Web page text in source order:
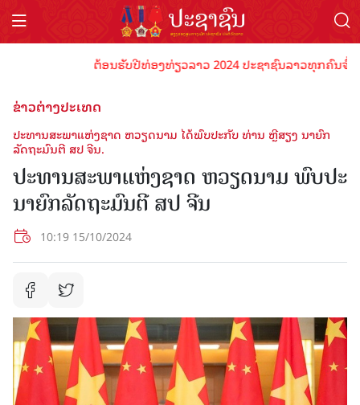
ຕ້ອນຮັບປີທ່ອງທ່ຽວລາວ 2024 ປະຊາຊົນລາວທຸກຄົນຈົ່ງ
ຂ່າວຕ່າງປະເທດ
ປະທານສະພາແຫ່ງຊາດ ຫວຽດນາມ ໄດ້ພົບປະກັບ ທ່ານ ຫຼີສຽງ ນາຍົກ
ລັດຖະມົນຕີ ສປ ຈີນ.
ປະທານສະພາແຫ່ງຊາດ ຫວຽດນາມ ພົບປະ
ນາຍົກລັດຖະມົນຕີ ສປ ຈີນ
10:19 15/10/2024